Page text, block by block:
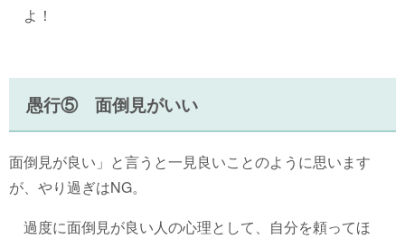
よ！
愚行⑤ 面倒見がいい
面倒見が良い」と言うと一見良いことのように思います
が、やり過ぎはNG。
過度に面倒見が良い人の心理として、自分を頼ってほ